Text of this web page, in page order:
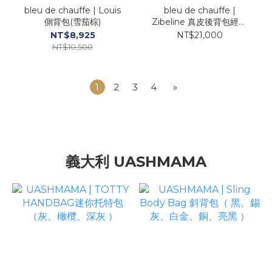
bleu de chauffe | Louis
側背包(雪茄棕)
NT$8,925
NT$10,500
bleu de chauffe |
Zibeline 真皮後背包經典
款 ( 藍綠、酒紅 )
NT$21,000
1 2 3 4 »
義大利 UASHMAMA